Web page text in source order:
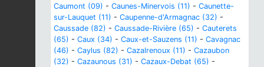
Caumont (09) - Caunes-Minervois (11) - Caunette-
sur-Lauquet (11) - Caupenne-d'Armagnac (32) -
Caussade (82) - Caussade-Rivière (65) - Cauterets
(65) - Caux (34) - Caux-et-Sauzens (11) - Cavagnac
(46) - Caylus (82) - Cazalrenoux (11) - Cazaubon
(32) - Cazaunous (31) - Cazaux-Debat (65) -